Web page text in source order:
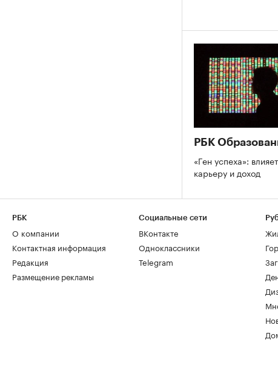
РБК
«Ген успеха»:
карьеру и доход
РБК
О компании
Контактная информация
Редакция
Размещение рекламы
Социальные сети
ВКонтакте
Одноклассники
Telegram